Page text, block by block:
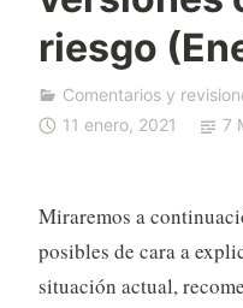
riesgo
A
u
t
o
T
d
n
g
Comentarios y
11 enero, 2021
7
Miraremos a
posibles de cara a
situación actual,